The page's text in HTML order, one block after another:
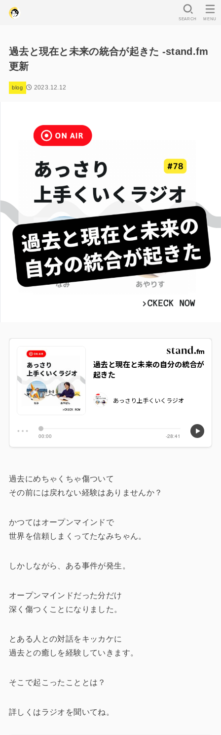
SEARCH MENU
過去と現在と未来の統合が起きた -stand.fm
更新
blog 2023.12.12
過去にめちゃくちゃ傷ついて
その前には戻れない経験はありませんか？
かつてはオープンマインドで
世界を信頼しまくってたなみちゃん。
しかしながら、ある事件が発生。
オープンマインドだった分だけ
深く傷つくことになりました。
とある人との対話をキッカケに
過去との癒しを経験していきます。
そこで起こったこととは？
詳しくはラジオを聞いてね。